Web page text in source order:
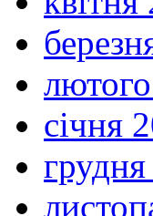
січня